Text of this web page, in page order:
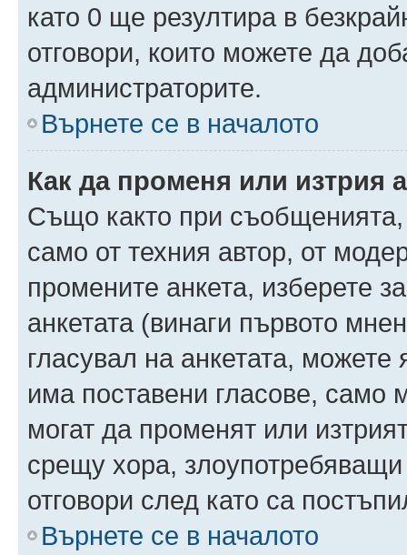
като 0 ще резултира в
отговори, които можете да
администраторите.
Върнете се в началото
Как да променя или изтрия
Също както при съобщенията,
само от техния автор, от
промените анкета, изберете
анкетата (винаги първото
гласувал на анкетата,
има поставени гласове, само
могат да променят или
срещу хора,
отговори след като са
Върнете се в началото